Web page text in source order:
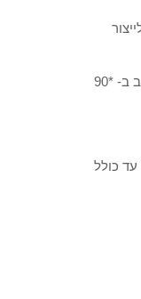
3) לייזר סיבי- כל פעילותו בתוך סיב אופטי, מראה אחורית מיושמת ע"י סריג בראג והמראה הקדמית ע"י חיתוך הסיב ב- *90
עד כולל